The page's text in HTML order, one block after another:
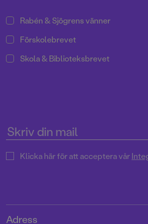
Rabén & Sjögrens vänner
Förskolebrevet
Skola & Biblioteksbrevet
Klicka här för att acceptera vår
Adress